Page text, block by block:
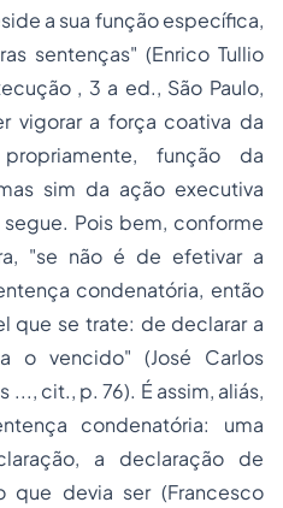
a sua função específica,
sentenças" (Enrico Tullio
, 3 a ed., São Paulo,
vigorar a força coativa da
função da
sim da ação executiva
Pois bem, conforme
"se não é de efetivar a
condenatória, então
que se trate: de declarar a
o vencido" (José Carlos
..., cit., p. 76). É assim, aliás,
condenatória: uma
a declaração de
que devia ser(Francesco